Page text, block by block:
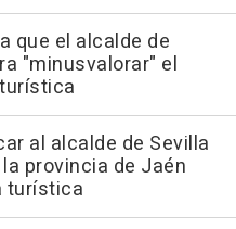
que el alcalde de
"minusvalorar" el
al alcalde de Sevilla
provincia de Jaén
turística